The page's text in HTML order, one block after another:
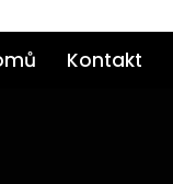
Kontakt